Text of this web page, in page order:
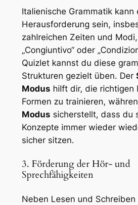
Italienische Grammatik kann
Herausforderung sein,
zahlreichen Zeiten und
„Congiuntivo“ oder
Quizlet kannst du diese
Strukturen gezielt üben. Der
Modus hilft dir, die richtigen
Formen zu trainieren,
Modus sicherstellt, dass du
Konzepte immer wieder
sicher sitzen.
3. Förderung der Hör- und
Sprechfähigkeiten
Neben Lesen und